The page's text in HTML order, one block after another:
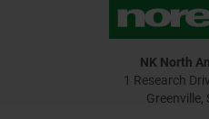
NK North
1 Research
Greenville,